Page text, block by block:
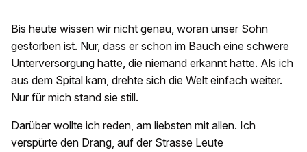
Bis heute wissen wir nicht genau, woran unser Sohn
gestorben ist. Nur, dass er schon im Bauch eine schwere
Unterversorgung hatte, die niemand erkannt hatte. Als ich
aus dem Spital kam, drehte sich die Welt einfach weiter.
Nur für mich stand sie still.
Darüber wollte ich reden, am liebsten mit allen. Ich
verspürte den Drang, auf der Strasse Leute